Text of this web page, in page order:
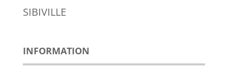
SIBIVILLE
INFORMATION